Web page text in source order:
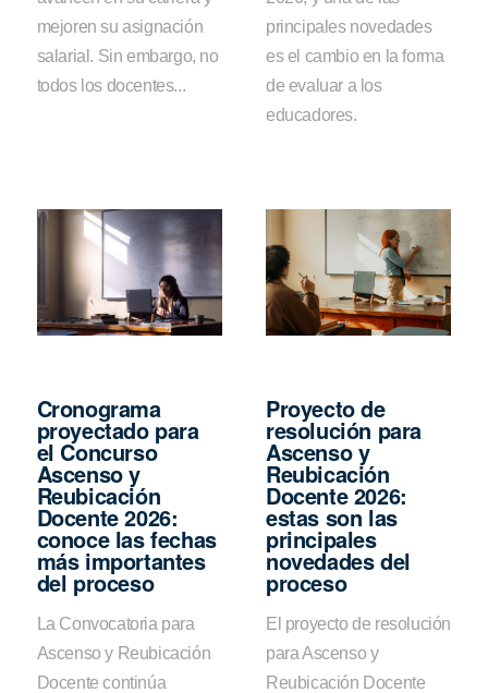
mejoren su asignación
salarial. Sin embargo, no
todos los docentes...
principales novedades
es el cambio en la forma
de evaluar a los
educadores.
Cronograma
proyectado para
el Concurso
Ascenso y
Reubicación
Docente 2026:
conoce las fechas
más importantes
del proceso
La Convocatoria para
Ascenso y Reubicación
Docente continúa
Proyecto de
resolución para
Ascenso y
Reubicación
Docente 2026:
estas son las
principales
novedades del
proceso
El proyecto de resolución
para Ascenso y
Reubicación Docente